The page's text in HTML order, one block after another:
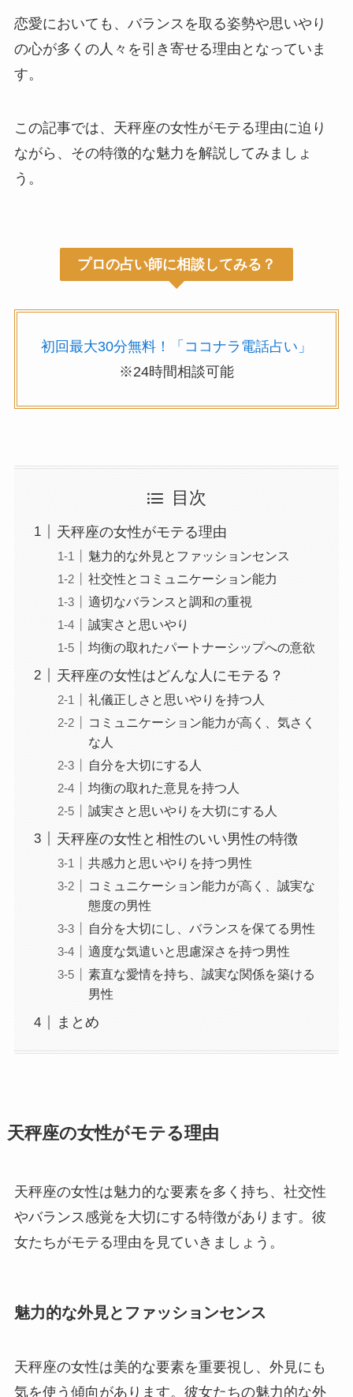
恋愛においても、バランスを取る姿勢や思いやり
の心が多くの人々を引き寄せる理由となっていま
す。
この記事では、天秤座の女性がモテる理由に迫り
ながら、その特徴的な魅力を解説してみましょ
う。
プロの占い師に相談してみる？
初回最大30分無料！「ココナラ電話占い」
※24時間相談可能
目次
天秤座の女性がモテる理由
魅力的な外見とファッションセンス
社交性とコミュニケーション能力
適切なバランスと調和の重視
誠実さと思いやり
均衡の取れたパートナーシップへの意欲
天秤座の女性はどんな人にモテる？
礼儀正しさと思いやりを持つ人
コミュニケーション能力が高く、気さく
な人
自分を大切にする人
均衡の取れた意見を持つ人
誠実さと思いやりを大切にする人
天秤座の女性と相性のいい男性の特徴
共感力と思いやりを持つ男性
コミュニケーション能力が高く、誠実な
態度の男性
自分を大切にし、バランスを保てる男性
適度な気遣いと思慮深さを持つ男性
素直な愛情を持ち、誠実な関係を築ける
男性
まとめ
天秤座の女性がモテる理由
天秤座の女性は魅力的な要素を多く持ち、社交性
やバランス感覚を大切にする特徴があります。彼
女たちがモテる理由を見ていきましょう。
魅力的な外見とファッションセンス
天秤座の女性は美的な要素を重要視し、外見にも
気を使う傾向があります。彼女たちの魅力的な外